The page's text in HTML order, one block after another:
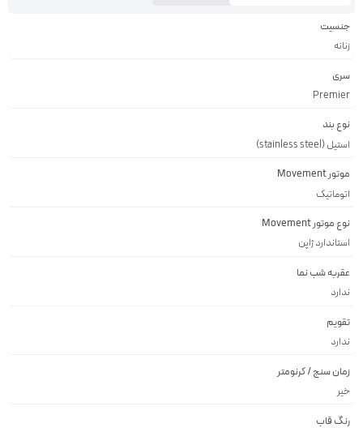
جنسیت
زنانه
سری
Premier
نوع بند
استیل (stainless steel)
موتور Movement
اتوماتیک
نوع موتور Movement
استاندارد ژاپن
عقربه شب نما
ندارد
تقویم
ندارد
زمان سنج / کرنومتر
خیر
رنگ قاب